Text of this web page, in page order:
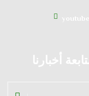
youtube
أخبارنا